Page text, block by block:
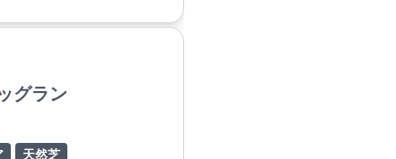
グラン
天然芝